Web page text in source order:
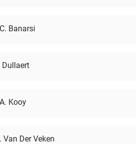
Banarsi
Dullaert
Kooy
Van Der Veken